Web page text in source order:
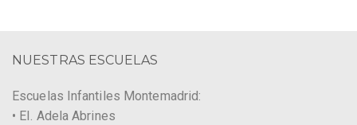
NUESTRAS ESCUELAS
Escuelas Infantiles Montemadrid:
• EI. Adela Abrines